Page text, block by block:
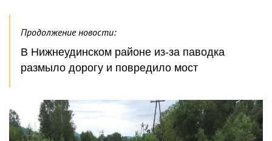
Продолжение новости:
В Нижнеудинском районе из-за паводка
размыло дорогу и повредило мост